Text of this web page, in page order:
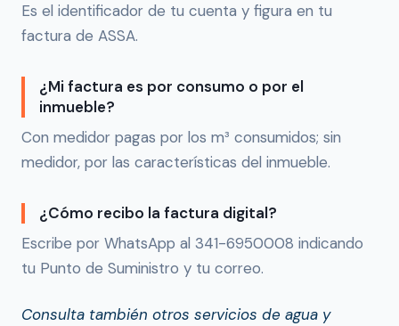
Es el identificador de tu cuenta y figura en tu
factura de ASSA.
¿Mi factura es por consumo o por el
inmueble?
Con medidor pagas por los m³ consumidos; sin
medidor, por las características del inmueble.
¿Cómo recibo la factura digital?
Escribe por WhatsApp al 341-6950008 indicando
tu Punto de Suministro y tu correo.
Consulta también otros servicios de agua y